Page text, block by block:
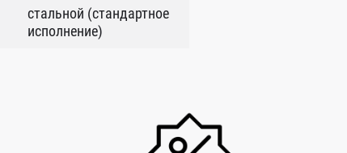
стальной (стандартное
исполнение)